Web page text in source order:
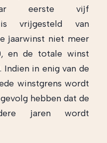
eerste vijf
is vrijgesteld van
jaarwinst niet meer
en de totale winst
in enig van de
winstgrens wordt
hebben dat de
jaren wordt